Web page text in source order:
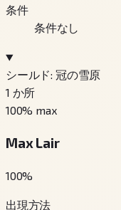
条件
条件なし
シールド: 冠の雪原
1 か所
100% max
Max Lair
100%
出現方法